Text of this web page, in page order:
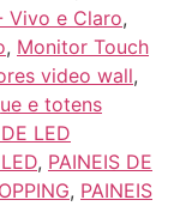
Vivo e Claro,
, Monitor Touch
video wall,
e totens
LED
, PAINEIS DE
, PAINEIS